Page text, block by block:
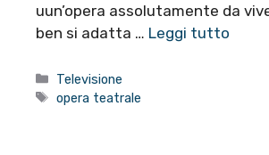
uun’opera assolutamente da
ben si adatta … Leggi tutto
Categorie
Televisione
Tag
opera teatrale